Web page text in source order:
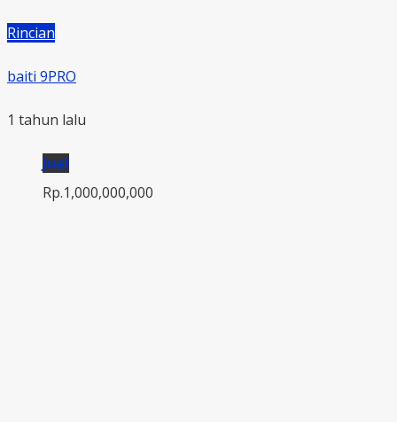
Rincian
baiti 9PRO
1 tahun lalu
Jual
Rp.1,000,000,000